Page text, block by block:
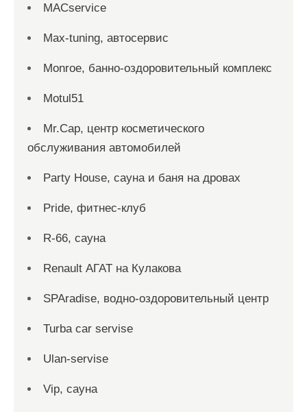
MACservice
Max-tuning, автосервис
Monroe, банно-оздоровительный комплекс
Motul51
Mr.Cap, центр косметического
обслуживания автомобилей
Party House, сауна и баня на дровах
Pride, фитнес-клуб
R-66, сауна
Renault АГАТ на Кулакова
SPAradise, водно-оздоровительный центр
Turba car servise
Ulan-servise
Vip, сауна